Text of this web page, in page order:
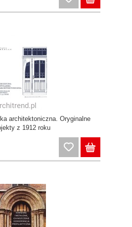
architektoniczna. Oryginalne
z 1912 roku